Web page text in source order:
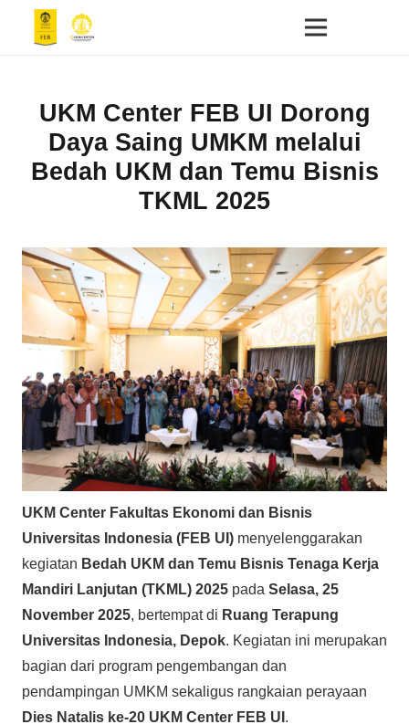
UKM Center FEB UI Dorong
Daya Saing UMKM melalui
Bedah UKM dan Temu Bisnis
TKML 2025
UKM Center Fakultas Ekonomi dan Bisnis
Universitas Indonesia (FEB UI) menyelenggarakan
kegiatan Bedah UKM dan Temu Bisnis Tenaga Kerja
Mandiri Lanjutan (TKML) 2025 pada Selasa, 25
November 2025, bertempat di Ruang Terapung
Universitas Indonesia, Depok. Kegiatan ini merupakan
bagian dari program pengembangan dan
pendampingan UMKM sekaligus rangkaian perayaan
Dies Natalis ke-20 UKM Center FEB UI .